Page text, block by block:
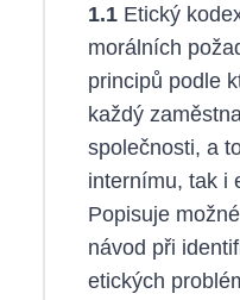
1.1 Etický
morálních
principů podle
každý
společnosti, a
internímu, tak i
Popisuje
návod při
etických